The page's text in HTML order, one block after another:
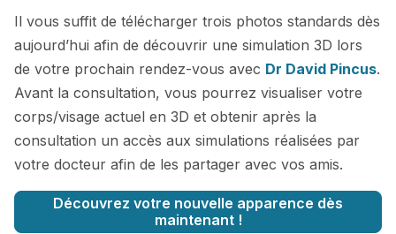
Il vous suffit de télécharger trois photos standards dès
aujourd’hui afin de découvrir une simulation 3D lors
de votre prochain rendez-vous avec Dr David Pincus.
Avant la consultation, vous pourrez visualiser votre
corps/visage actuel en 3D et obtenir après la
consultation un accès aux simulations réalisées par
votre docteur afin de les partager avec vos amis.
Découvrez votre nouvelle apparence dès
maintenant !